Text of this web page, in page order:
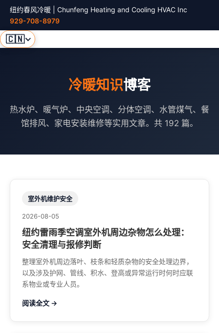
纽约春风冷暖 | Chunfeng Heating and Cooling HVAC Inc
929-708-8979
🇨🇳
冷暖知识博客
热水炉、暖气炉、中央空调、分体空调、水管煤气、餐
馆排风、家电安装维修等实用文章。共 192 篇。
室外机维护安全
2026-08-05
纽约雷雨季空调室外机周边杂物怎么处理：
安全清理与报修判断
整理室外机周边落叶、枝条和轻质杂物的安全处理边界，
以及涉及护网、管线、积水、登高或异常运行时何时应联
系物业或专业人员。
阅读全文 →